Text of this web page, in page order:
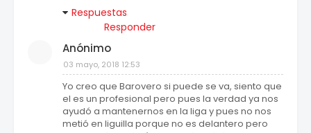
Respuestas
Responder
Anónimo
03 mayo, 2018 12:53
Yo creo que Barovero si puede se va, siento que
el es un profesional pero pues la verdad ya nos
ayudó a mantenernos en la liga y pues no nos
metió en liguilla porque no es delantero pero